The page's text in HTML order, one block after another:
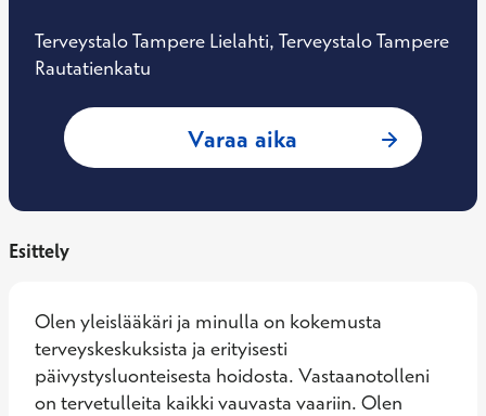
Terveystalo Tampere Lielahti, Terveystalo Tampere
Rautatienkatu
Varaa aika : Harri Anttila,
Esittely
Olen yleislääkäri ja minulla on kokemusta
terveyskeskuksista ja erityisesti
päivystysluonteisesta hoidosta. Vastaanotolleni
on tervetulleita kaikki vauvasta vaariin. Olen